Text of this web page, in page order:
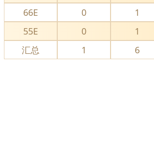
66E
0 1
55E
0 1
汇总
1 6